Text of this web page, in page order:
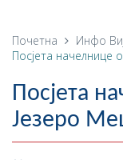
Историја
Географија
Насељена
Почетна Инфо
Посјета начелнице
Посјета
Језеро